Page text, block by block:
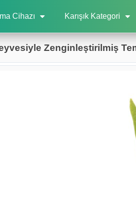
Cihazı Karışık Kategori
Zenginleştirilmiş